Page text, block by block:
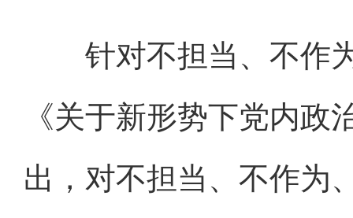
针对不担当、不作为
《关于新形势下党内
出，对不担当、不作为